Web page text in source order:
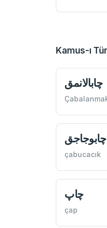
Kamus-ı
چابالانمق
چابوجاجق
çabucacık
چاپ
çap